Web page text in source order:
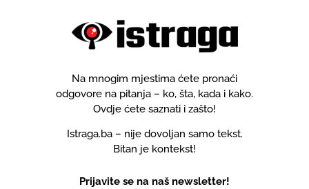
Na mnogim mjestima ćete pronaći
odgovore na pitanja – ko, šta, kada i kako.
Ovdje ćete saznati i zašto!
Istraga.ba – nije dovoljan samo tekst.
Bitan je kontekst!
Prijavite se na naš newsletter!